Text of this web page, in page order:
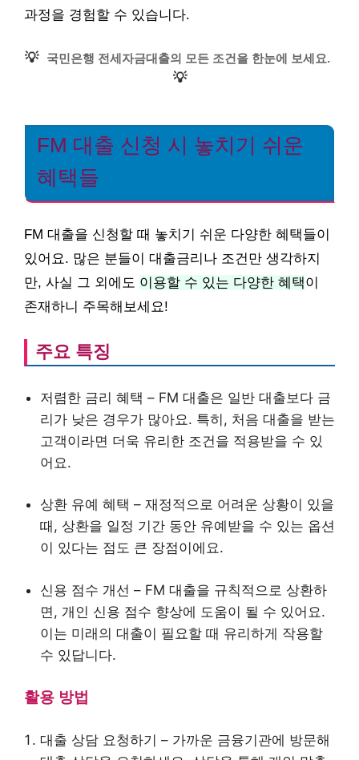
과정을 경험할 수 있습니다.
💡 국민은행 전세자금대출의 모든 조건을 한눈에 보세요.
💡
FM 대출 신청 시 놓치기 쉬운
혜택들
FM 대출을 신청할 때 놓치기 쉬운 다양한 혜택들이
있어요. 많은 분들이 대출금리나 조건만 생각하지
만, 사실 그 외에도 이용할 수 있는 다양한 혜택이
존재하니 주목해보세요!
주요 특징
저렴한 금리 혜택 – FM 대출은 일반 대출보다 금
리가 낮은 경우가 많아요. 특히, 처음 대출을 받는
고객이라면 더욱 유리한 조건을 적용받을 수 있
어요.
상환 유예 혜택 – 재정적으로 어려운 상황이 있을
때, 상환을 일정 기간 동안 유예받을 수 있는 옵션
이 있다는 점도 큰 장점이에요.
신용 점수 개선 – FM 대출을 규칙적으로 상환하
면, 개인 신용 점수 향상에 도움이 될 수 있어요.
이는 미래의 대출이 필요할 때 유리하게 작용할
수 있답니다.
활용 방법
대출 상담 요청하기 – 가까운 금융기관에 방문해